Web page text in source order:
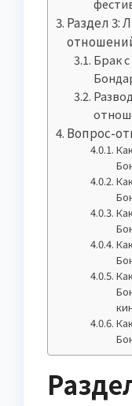
Раздел 3:
Брак
Вопрос-